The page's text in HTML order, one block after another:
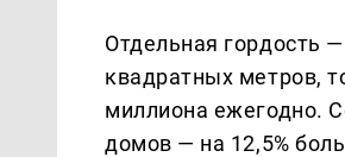
Отдельная гордость
квадратных метров,
миллиона ежегодно.
домов — на 12,5%